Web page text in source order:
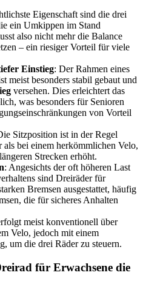
Eigenschaft sind die drei
ein Umkippen im Stand
also nicht mehr die Balance
– ein riesiger Vorteil für viele
Einstieg: Der Rahmen eines
meist besonders stabil gebaut und
versehen. Dies erleichtert das
was besonders für Senioren
von Vorteil
Sitzposition ist in der Regel
als bei einem herkömmlichen Velo,
Strecken erhöht.
: Angesichts der oft höheren Last
sind Dreiräder für
Bremsen ausgestattet, häufig
die für sicheres Anhalten
meist konventionell über
Velo, jedoch mit einem
um die drei Räder zu steuern.
für Erwachsene die